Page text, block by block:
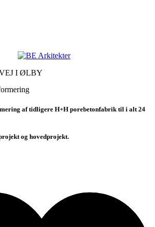
I ØLBY
af tidligere H+H porebetonfabrik til i alt 24
og hovedprojekt.